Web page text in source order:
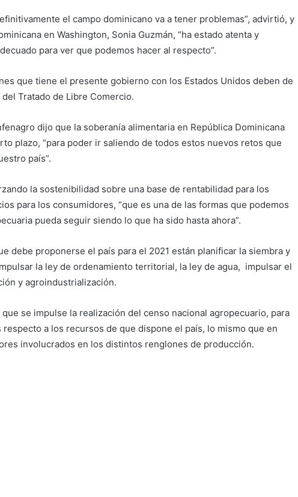
el campo dominicano va a tener problemas”, advirtió, y
en Washington, Sonia Guzmán, “ha estado atenta y
para ver que podemos hacer al respecto”.
que tiene el presente gobierno con los Estados Unidos deben de
Tratado de Libre Comercio.
dijo que la soberanía alimentaria en República Dominicana
plazo, “para poder ir saliendo de todos estos nuevos retos que
país”.
la sostenibilidad sobre una base de rentabilidad para los
para los consumidores, “que es una de las formas que podemos
pueda seguir siendo lo que ha sido hasta ahora”.
debe proponerse el país para el 2021 están planificar la siembra y
la ley de ordenamiento territorial, la ley de agua, impulsar el
y agroindustrialización.
se impulse la realización del censo nacional agropecuario, para
a los recursos de que dispone el país, lo mismo que en
involucrados en los distintos renglones de producción.